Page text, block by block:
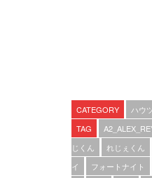
CATEGORY
ハウ
TAG
じくん
れじぇくん
イ
フォートナイト